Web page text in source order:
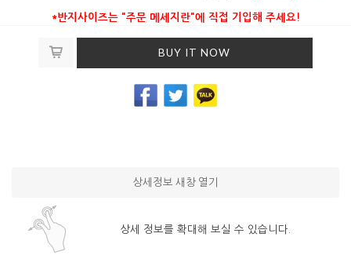
*반지사이즈는 "주문 메세지란"에 직접 기입해 주세요!
BUY IT NOW
상세정보 새창 열기
상세 정보를 확대해 보실 수 있습니다.